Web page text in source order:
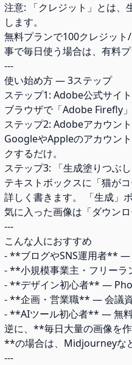
注意: 「クレジット」とは、
します。
無料プランで100クレジッ
事で毎日使う場合は、有料
---
使い始め方 — 3ステップ
ステップ1: Adobe公式サイ
ブラウザで「Adobe Firefly
ステップ2: Adobeアカウン
GoogleやAppleのアカウン
クするだけ。
ステップ3: 「生成塗りつぶ
テキストボックスに「猫が
詳しく書きます。 「生成」
気に入った画像は「ダウン
---
こんな人におすすめ
- **ブログやSNS運用者** —
- **小規模事業主・フリー
- **デザイン初心者** —
- **企画・営業職** — 会議
- **AIツール初心者** — 無料
逆に、**毎日大量の画像を
**の場合は、Midjourneyな
---